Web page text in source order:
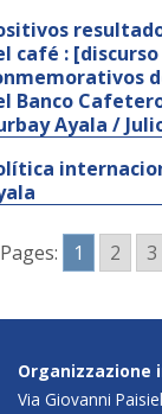
café :
Banco
Ayala /
Pages: 1 2 3
Organizzazione
Via Giovanni